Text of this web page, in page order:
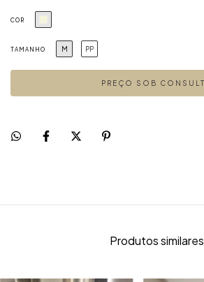
COR
TAMANHO M PP
Produtos similares